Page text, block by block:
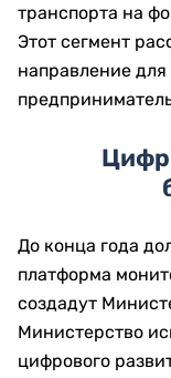
транспорта на
Этот сегмент
направление для
До конца года
платформа
создадут
Министерство
цифрового